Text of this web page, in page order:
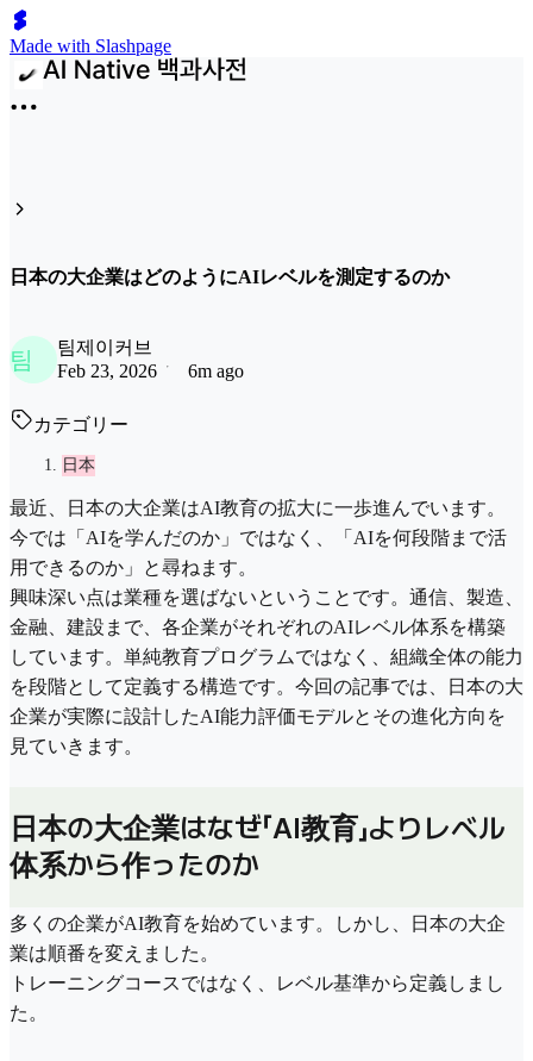
Made with Slashpage
日本の大企業はどのようにAIレベルを測定するのか
팀
팀제이커브
Feb 23, 2026
6m ago
カテゴリー
日本
最近、日本の大企業はAI教育の拡大に一歩進んでいます。
今では「AIを学んだのか」ではなく、「AIを何段階まで活
用できるのか」と尋ねます。
興味深い点は業種を選ばないということです。通信、製造、
金融、建設まで、各企業がそれぞれのAIレベル体系を構築
しています。単純教育プログラムではなく、組織全体の能力
を段階として定義する構造です。今回の記事では、日本の大
企業が実際に設計したAI能力評価モデルとその進化方向を
見ていきます。
日本の大企業はなぜ「AI教育」よりレベル
体系から作ったのか
多くの企業がAI教育を始めています。しかし、日本の大企
業は順番を変えました。
トレーニングコースではなく、レベル基準から定義しまし
た。